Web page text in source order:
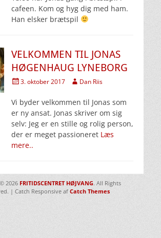
cafeen. Kom og hyg dig med ham.
Han elsker brætspil
VELKOMMEN TIL JONAS
HØGENHAUG LYNEBORG
Udgivet
3. oktober 2017 Forfatter
Dan Riis
Vi byder velkommen til Jonas som
er ny ansat. Jonas skriver om sig
selv: Jeg er en stille og rolig person,
der er meget passioneret Læs
mere..
2026 FRITIDSCENTRET HØJVANG. All Rights
| Catch Responsive af Catch Themes